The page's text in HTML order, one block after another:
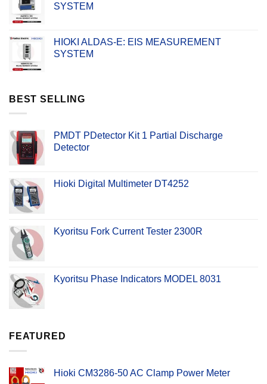
SYSTEM
HIOKI ALDAS-E: EIS MEASUREMENT
SYSTEM
BEST SELLING
PMDT PDetector Kit 1 Partial Discharge
Detector
Hioki Digital Multimeter DT4252
Kyoritsu Fork Current Tester 2300R
Kyoritsu Phase Indicators MODEL 8031
FEATURED
Hioki CM3286-50 AC Clamp Power Meter